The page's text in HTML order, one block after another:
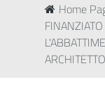
Home